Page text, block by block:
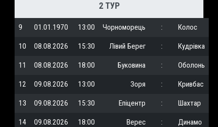
2 ТУР
9 01.01.1970 13:00 Чорноморець : Колос
10 08.08.2026 15:30 Лівий Берег : Кудрівка
11 08.08.2026 18:00 Буковина : Оболонь
12 09.08.2026 13:00 Зоря : Кривбас
13 09.08.2026 15:30 Епіцентр : Шахтар
14 09.08.2026 18:00 Верес : Динамо